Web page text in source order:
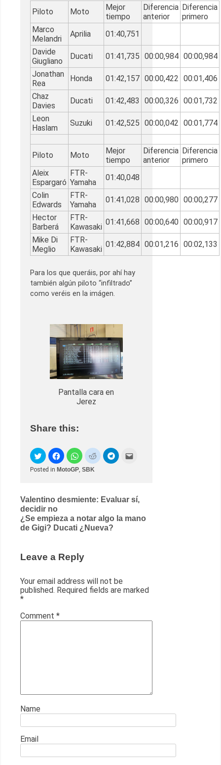
Piloto Moto
Mejor
tiempo
Diferencia
anterior
Diferencia
primero
Marco
Melandri
Aprilia
01:40,751
Davide
Giugliano
Ducati 01:41,735 00:00,984 00:00,984
Jonathan
Rea
Honda 01:42,157 00:00,422 00:01,406
Chaz
Davies
Ducati 01:42,483 00:00,326 00:01,732
Leon
Haslam
Suzuki 01:42,525 00:00,042 00:01,774
Piloto Moto
Mejor
tiempo
Diferencia
anterior
Diferencia
primero
Aleix
Espargaró
FTR-
Yamaha
01:40,048
Colin
Edwards
FTR-
Yamaha
01:41,028 00:00,980 00:00,277
Hector
Barberá
FTR-
Kawasaki
01:41,668 00:00,640 00:00,917
Mike Di
Meglio
FTR-
Kawasaki
01:42,884 00:01,216 00:02,133
Para los que queráis, por ahí hay
también algún piloto “infiltrado”
como veréis en la imágen.
Pantalla cara en
Jerez
Share this:
Posted in MotoGP, SBK
Post
navigation
Valentino desmiente: Evaluar sí,
decidir no
¿Se empieza a notar algo la mano
de Gigi? Ducati ¿Nueva?
Leave a Reply
Your email address will not be
published. Required fields are marked
*
Comment *
Name
Email